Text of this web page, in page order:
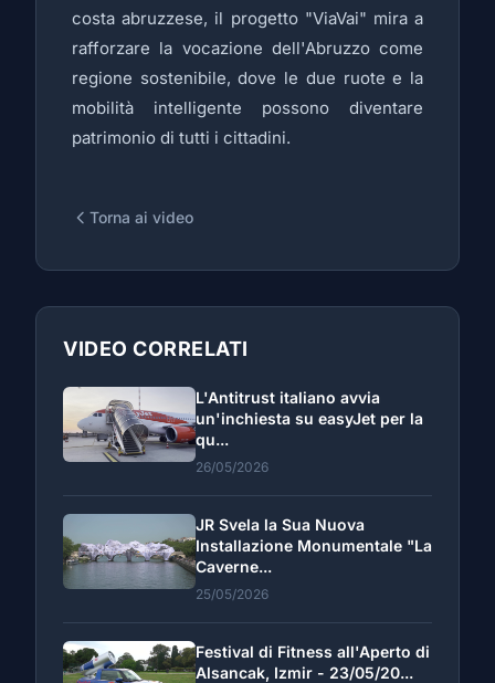
costa abruzzese, il progetto "ViaVai" mira a
rafforzare la vocazione dell'Abruzzo come
regione sostenibile, dove le due ruote e la
mobilità intelligente possono diventare
patrimonio di tutti i cittadini.
Torna ai video
VIDEO CORRELATI
L'Antitrust italiano avvia
un'inchiesta su easyJet per la
qu...
26/05/2026
JR Svela la Sua Nuova
Installazione Monumentale "La
Caverne...
25/05/2026
Festival di Fitness all'Aperto di
Alsancak, Izmir - 23/05/20...